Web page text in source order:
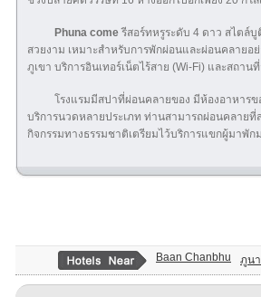
Phuna comeรีสอร์ทหรูระดับ 4 ดาว สไตล์
สวยงาม เหมาะสำหรับการพักผ่อนและผ่อนคลายอ
ภูเขา บริการอินเทอร์เน็ตไร้สาย (Wi-Fi) และสถาน
โรงแรมมีสปาที่ผ่อนคลายของ มีห้องอาหารข
บริการนวดหลายประเภท ท่านสามารถผ่อนคลาย
กิจกรรมทางธรรมชาติเตรียมไว้บริการแขกผู้มาพัก
Baan Chanbhu ภูน